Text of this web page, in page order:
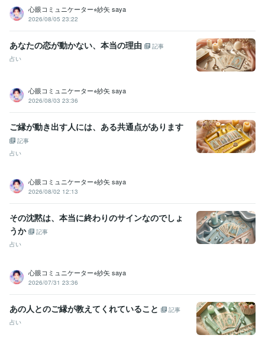
心眼コミュニケーター⭐︎紗矢 saya
2026/08/05 23:22
あなたの恋が動かない、本当の理由
記事
占い
心眼コミュニケーター⭐︎紗矢 saya
2026/08/03 23:36
ご縁が動き出す人には、ある共通点があります
記事
占い
心眼コミュニケーター⭐︎紗矢 saya
2026/08/02 12:13
その沈黙は、本当に終わりのサインなのでしょ
うか
記事
占い
心眼コミュニケーター⭐︎紗矢 saya
2026/07/31 23:36
あの人とのご縁が教えてくれていること
記事
占い